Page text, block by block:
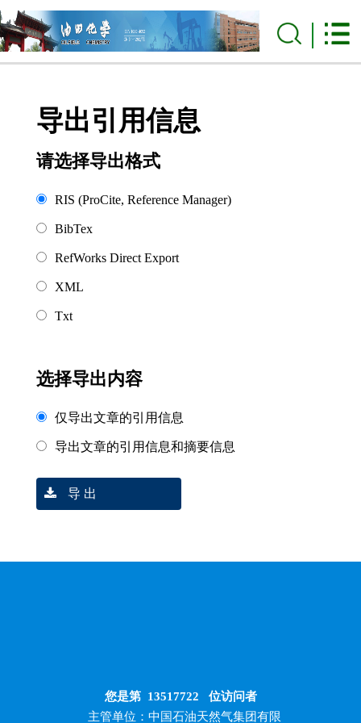
导出引用信息
请选择导出格式
RIS (ProCite, Reference Manager)
BibTex
RefWorks Direct Export
XML
Txt
选择导出内容
仅导出文章的引用信息
导出文章的引用信息和摘要信息
导 出
您是第 13517722 位访问者
主管单位：中国石油天然气集团有限